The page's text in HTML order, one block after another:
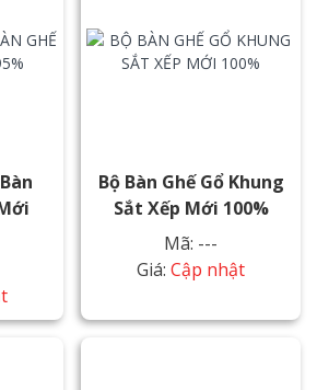
Bộ Bàn Ghế Gổ Khung
Sắt Xếp Mới 100%
Mã: ---
Giá: Cập nhật